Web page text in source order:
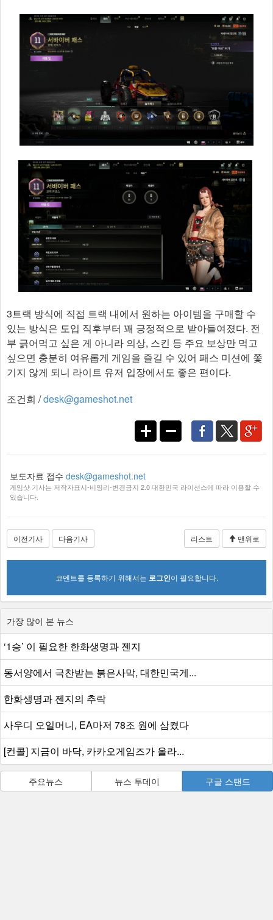
3트랙 방식에 직접 트랙 내에서 원하는 아이템을 구매할 수
있는 방식은 도입 직후부터 꽤 긍정적으로 받아들여졌다. 전
부 긁어먹고 싶은 게 아니라 의상, 스킨 등 주요 보상만 먹고
싶으면 충분히 여유롭게 게임을 즐길 수 있어 패스 미션에 쫓
기지 않게 되니 라이트 유저 입장에서도 좋은 편이다.​
조건희 /desk@gameshot.net
보도자료 접수 desk@gameshot.net
게임샷 기사는 저작자표시-비영리-변경금지 2.0 대한민국 라이선스에 따라 이용할 수
있습니다.
이전기사 다음기사 리스트 맨위로
코멘트를 등록하기 위해서는 로그인이 필요합니다.
가장 많이 본 뉴스
‘1승’ 이 필요한 한화생명과 젠지
동서양에서 극찬받는 붉은사막, 대한민국게...
한화생명과 젠지의 추락
사우디 오일머니, EA마저 78조 원에 삼켰다
[컨콜] 지금이 바닥, 카카오게임즈가 올라...
주요뉴스 뉴스 투데이 구글 스탠드